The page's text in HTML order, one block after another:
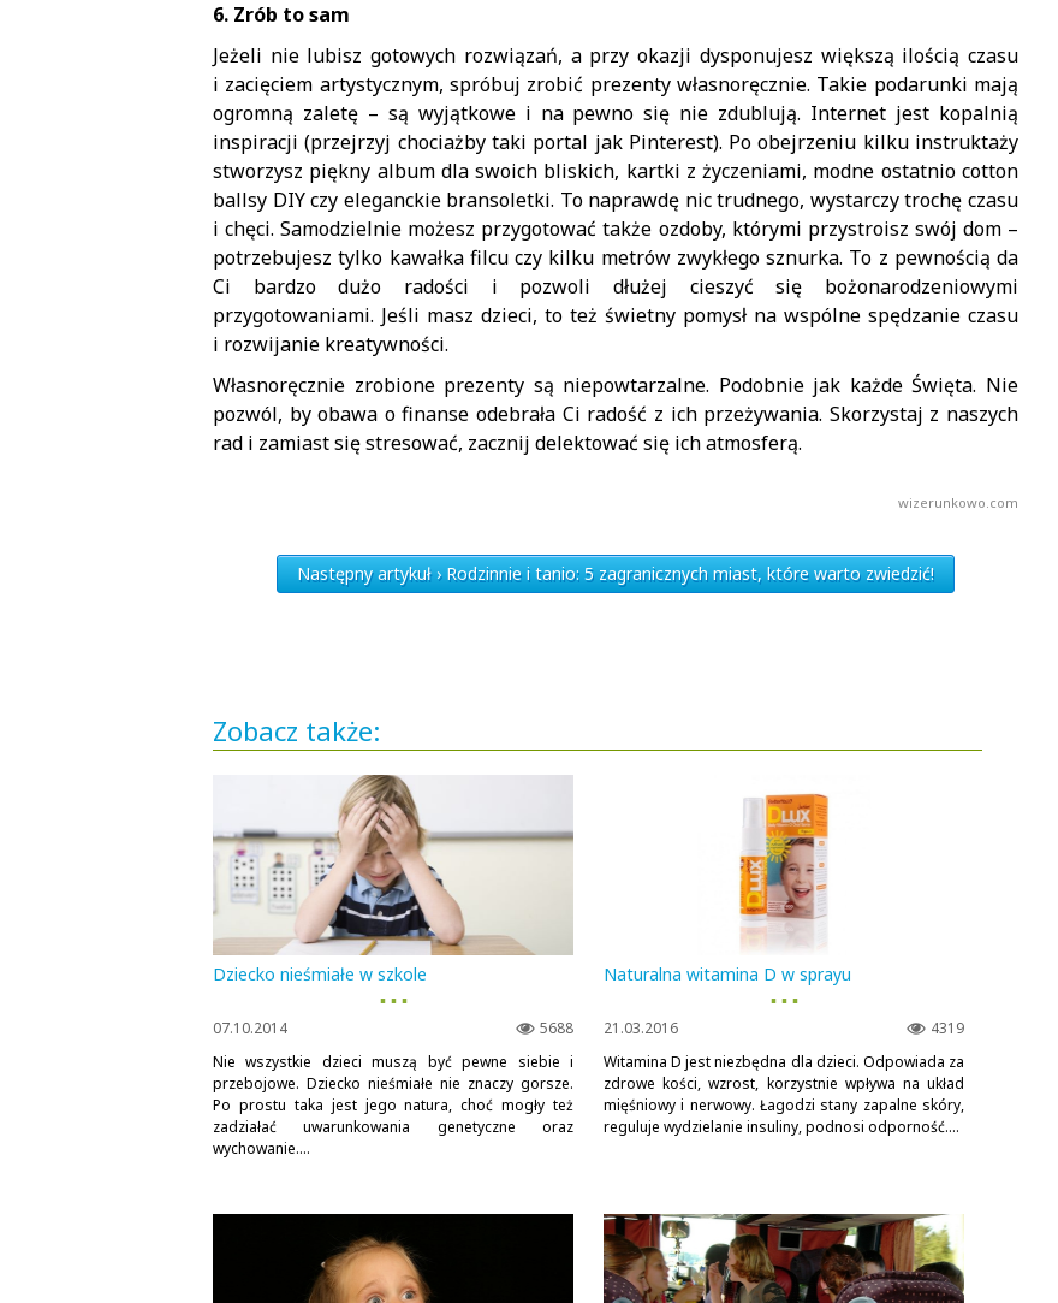
6. Zrób to sam
Jeżeli nie lubisz gotowych rozwiązań, a przy okazji dysponujesz większą ilością czasu
i zacięciem artystycznym, spróbuj zrobić prezenty własnoręcznie. Takie podarunki mają
ogromną zaletę – są wyjątkowe i na pewno się nie zdublują. Internet jest kopalnią
inspiracji (przejrzyj chociażby taki portal jak Pinterest). Po obejrzeniu kilku instruktaży
stworzysz piękny album dla swoich bliskich, kartki z życzeniami, modne ostatnio cotton
ballsy DIY czy eleganckie bransoletki. To naprawdę nic trudnego, wystarczy trochę czasu
i chęci. Samodzielnie możesz przygotować także ozdoby, którymi przystroisz swój dom –
potrzebujesz tylko kawałka filcu czy kilku metrów zwykłego sznurka. To z pewnością da
Ci bardzo dużo radości i pozwoli dłużej cieszyć się bożonarodzeniowymi
przygotowaniami. Jeśli masz dzieci, to też świetny pomysł na wspólne spędzanie czasu
i rozwijanie kreatywności.
Własnoręcznie zrobione prezenty są niepowtarzalne. Podobnie jak każde Święta. Nie
pozwól, by obawa o finanse odebrała Ci radość z ich przeżywania. Skorzystaj z naszych
rad i zamiast się stresować, zacznij delektować się ich atmosferą.
wizerunkowo.com
Następny artykuł › Rodzinnie i tanio: 5 zagranicznych miast, które warto zwiedzić!
Zobacz także:
Dziecko nieśmiałe w szkole
▪ ▪ ▪
5688
07.10.2014
Nie wszystkie dzieci muszą być pewne siebie i
przebojowe. Dziecko nieśmiałe nie znaczy gorsze.
Po prostu taka jest jego natura, choć mogły też
zadziałać uwarunkowania genetyczne oraz
wychowanie....
Naturalna witamina D w sprayu
▪ ▪ ▪
4319
21.03.2016
Witamina D jest niezbędna dla dzieci. Odpowiada za
zdrowe kości, wzrost, korzystnie wpływa na układ
mięśniowy i nerwowy. Łagodzi stany zapalne skóry,
reguluje wydzielanie insuliny, podnosi odporność....